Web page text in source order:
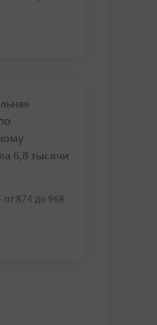
6,8 тысячи
874 до 968